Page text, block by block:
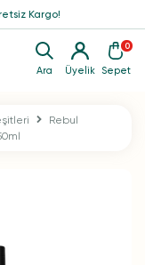
Ara Üyelik
0
Sepet
Kargo!
Rebul